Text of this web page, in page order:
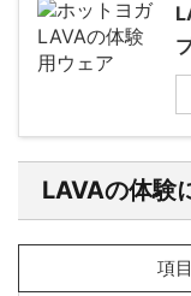
LAVAの体験
項目